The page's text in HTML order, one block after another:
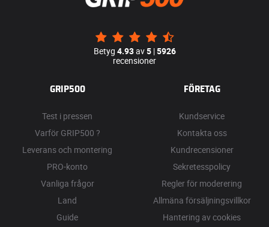
Betyg 4.93av5|5926
recensioner
GRIP500
Test i pressen
Varför GRIP500 ?
Leverans och montering
PRO-konto
Vanliga frågor
Land
Guide
FÖRETAG
Kundservice
Kontakta oss
Kundrecensioner
Sekretesspolicy
Regler för moderering
Allmäna försäljningsvillkor
Hantering av cookies